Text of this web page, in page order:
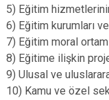
5) Eğitim
6) Eğitim kurumları
7) Eğitim moral
8) Eğitime ilişkin
9) Ulusal ve
10) Kamu ve özel